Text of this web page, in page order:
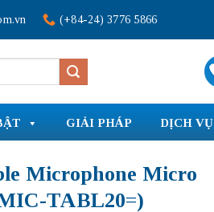
(+84-24) 3776 5866
GIẢI PHÁP DỊCH VỤ
Microphone Micro
TABL20=)